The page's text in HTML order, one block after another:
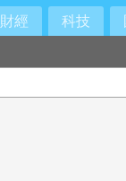
財經 科技